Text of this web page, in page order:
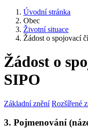
Úvodní stránka
Obec
Životní situace
Žádost o spojovací
Žádost o
SIPO
Základní znění Rozšířené
3. Pojmenování